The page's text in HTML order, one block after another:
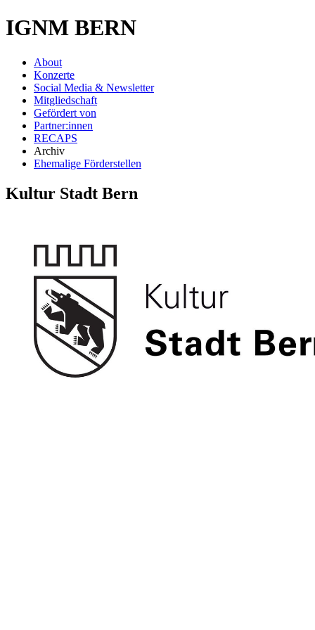
IGNM BERN
About
Konzerte
Social Media & Newsletter
Mitgliedschaft
Gefördert von
Partner:innen
RECAPS
Archiv
Ehemalige Förderstellen
Kultur Stadt Bern